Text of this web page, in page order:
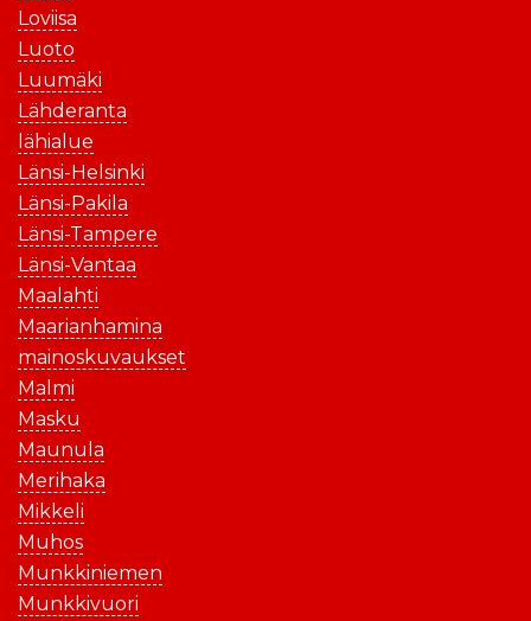
Loviisa
Luoto
Luumäki
Lähderanta
lähialue
Länsi-Helsinki
Länsi-Pakila
Länsi-Tampere
Länsi-Vantaa
Maalahti
Maarianhamina
mainoskuvaukset
Malmi
Masku
Maunula
Merihaka
Mikkeli
Muhos
Munkkiniemen
Munkkivuori